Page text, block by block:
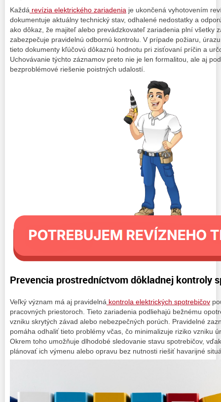
Každá revízia elektrického zariadenia je ukončená vyhotovením
dokumentuje aktuálny technický stav, odhalené nedostatky a
ako dôkaz, že majiteľ alebo prevádzkovateľ zariadenia plní všetky
zabezpečuje pravidelnú odbornú kontrolu. V prípade požiaru,
tieto dokumenty kľúčovú dôkaznú hodnotu pri zisťovaní príčin a
Uchovávanie týchto záznamov preto nie je len formalitou, ale aj
bezproblémové riešenie poistných udalostí.
Prevencia prostredníctvom dôkladnej kontroly
Veľký význam má aj pravidelná kontrola elektrických spotrebičov
pracovných priestoroch. Tieto zariadenia podliehajú bežnému
vzniku skrytých závad alebo nebezpečných porúch. Pravidelné
pomáha odhaliť tieto problémy včas, čo minimalizuje riziko vzniku
Okrem toho umožňuje dlhodobé sledovanie stavu spotrebičov,
plánovať ich výmenu alebo opravu bez nutnosti riešiť havarijné